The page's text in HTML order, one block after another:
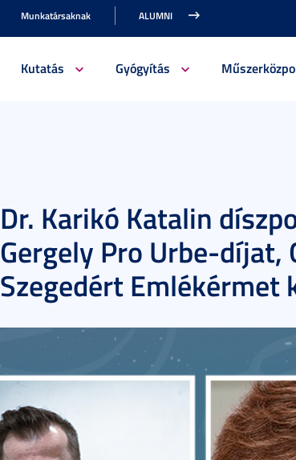
Munkatársaknak ALUMNI
Kutatás Gyógyítás
Dr. Karikó Katalin
Gergely Pro Urbe-díjat,
Szegedért Emlékérmet